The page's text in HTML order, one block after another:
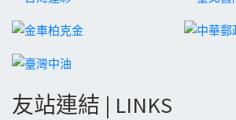
友站連結 | LINKS